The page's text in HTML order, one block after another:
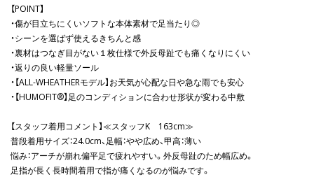
【POINT】
・傷が目立ちにくいソフトな本体素材で足当たり◎
・シーンを選ばず使えるきちんと感
・裏材はつなぎ目がない１枚仕様で外反母趾でも痛くなりにくい
・返りの良い軽量ソール
・【ALL-WHEATHERモデル】お天気が心配な日や急な雨でも安心
・【HUMOFIT®】足のコンディションに合わせ形状が変わる中敷
【スタッフ着用コメント】≪スタッフK 163cm≫
普段着用サイズ：24.0cm、足幅：やや広め、甲高：薄い
悩み：アーチが崩れ偏平足で疲れやすい。外反母趾のため幅広め。
足指が長く長時間着用で指が痛くなるのが悩みです。